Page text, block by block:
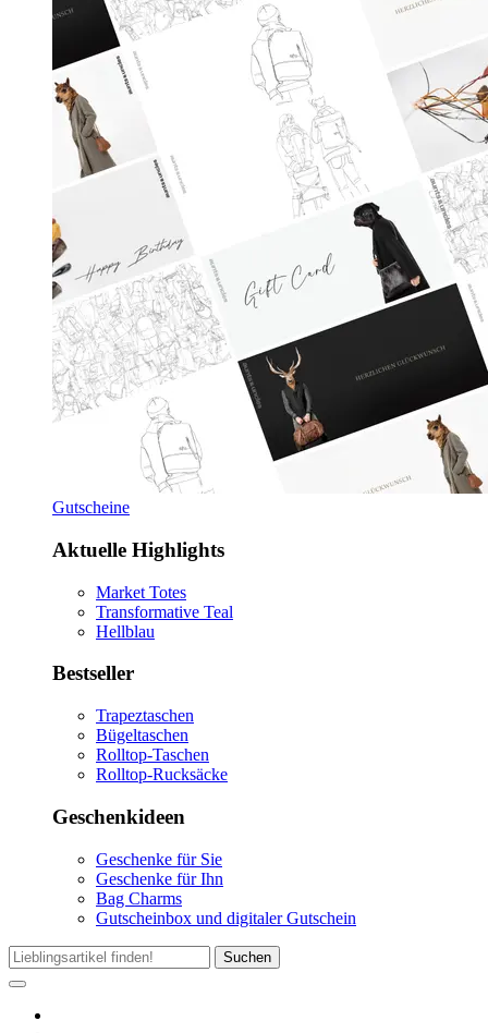
Gutscheine
Aktuelle Highlights
Market Totes
Transformative Teal
Hellblau
Bestseller
Trapeztaschen
Bügeltaschen
Rolltop-Taschen
Rolltop-Rucksäcke
Geschenkideen
Geschenke für Sie
Geschenke für Ihn
Bag Charms
Gutscheinbox und digitaler Gutschein
Suchen